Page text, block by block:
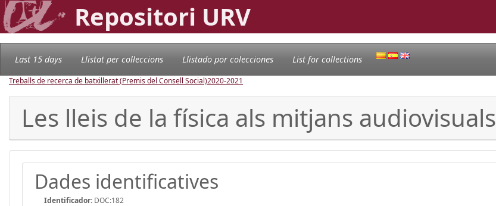
Repositori URV
Last 15 days Llistat per col·leccions Llistado por colecciones List for collections
Treballs de recerca de batxillerat (Premis del Consell Social)2020-2021
Les lleis de la física als mitjans audiovisuals
Dades identificatives
Identificador: DOC:182